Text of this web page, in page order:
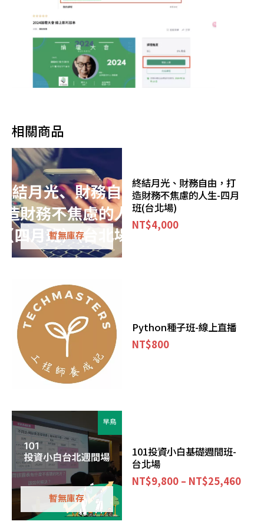
相關商品
暫無庫存
終結月光、財務自由，打
造財務不焦慮的人生-四月
班(台北場)
NT$4,000
Python種子班-線上直播
NT$800
早鳥
暫無庫存
101投資小白基礎週間班-
台北場
NT$9,800 – NT$25,460